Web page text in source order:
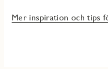
Mer inspiration och tips